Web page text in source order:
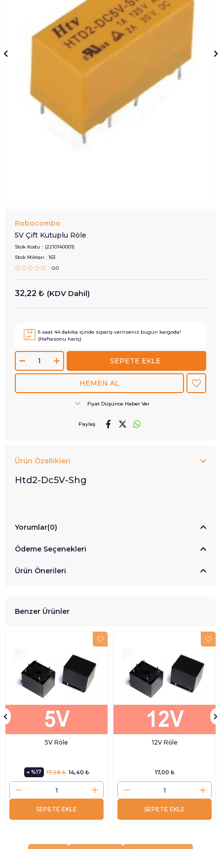
Robocombo
5V Çift Kutuplu Röle
Stok Kodu
(2210140001)
Stok Miktarı : 163
0.0
32,22 ₺ (KDV Dahil)
6 saat 44dakika içinde sipariş verirseniz bugün kargoda!
(Haftasonu hariç)
Fiyat Düşünce Haber Ver
Paylaş
Ürün Özellikleri
Htd2-Dc5V-Shg
Yorumlar(0)
Ödeme Seçenekleri
Ürün Önerileri
Benzer Ürünler
5V Röle
%17 14,40 ₺
17,28 ₺
SEPETE EKLE
12V Röle
17,00 ₺
SEPETE EKLE